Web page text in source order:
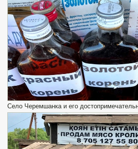
Село Черемшанка и его